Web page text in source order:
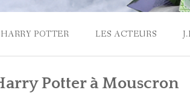
HARRY POTTER LES ACTEURS
Potter à Mouscron